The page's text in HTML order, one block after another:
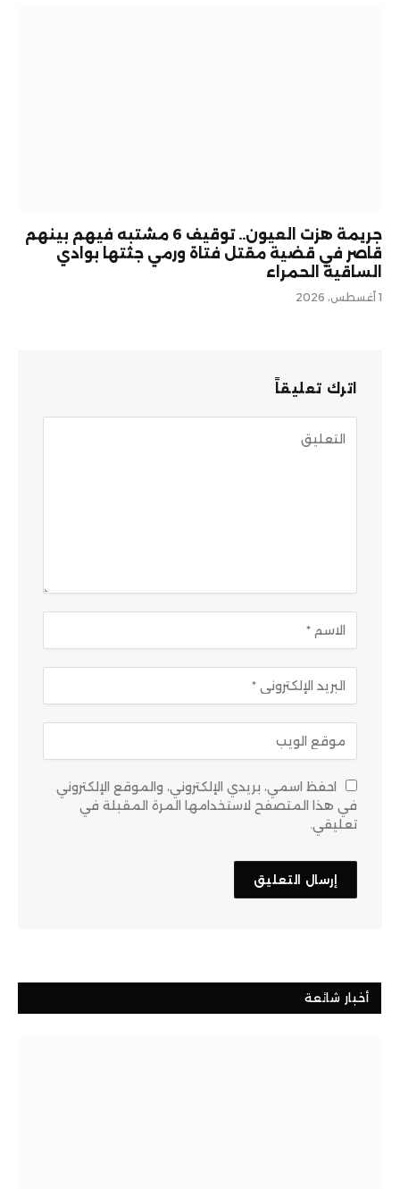
جريمة هزت العيون.. توقيف 6 مشتبه فيهم بينهم
قاصر في قضية مقتل فتاة ورمي جثتها بوادي
الساقية الحمراء
1 أغسطس، 2026
اترك تعليقاً
احفظ اسمي، بريدي الإلكتروني، والموقع الإلكتروني
في هذا المتصفح لاستخدامها المرة المقبلة في
تعليقي.
أخبار شائعة